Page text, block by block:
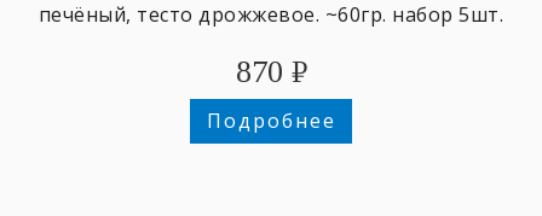
печёный, тесто дрожжевое. ~60гр. набор 5шт.
870 ₽
Подробнее